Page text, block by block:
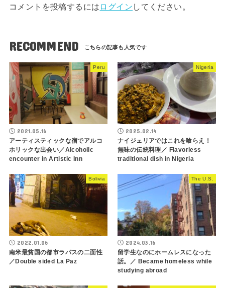
コメントを投稿するには ログイン してください。
RECOMMEND
Peru
2021.05.16
アーティスティックな宿でアルコ
ホリックな出会い／Alcoholic
encounter in Artistic Inn
Nigeria
2025.02.14
ナイジェリアではこれを喰らえ！
無味の伝統料理／ Flavorless
traditional dish in Nigeria
Bolivia
2022.01.06
南米最貧国の都市ラパスの二面性
／Double sided La Paz
The U.S.
2024.03.16
留学生なのにホームレスになった
話。／ Became homeless while
studying abroad